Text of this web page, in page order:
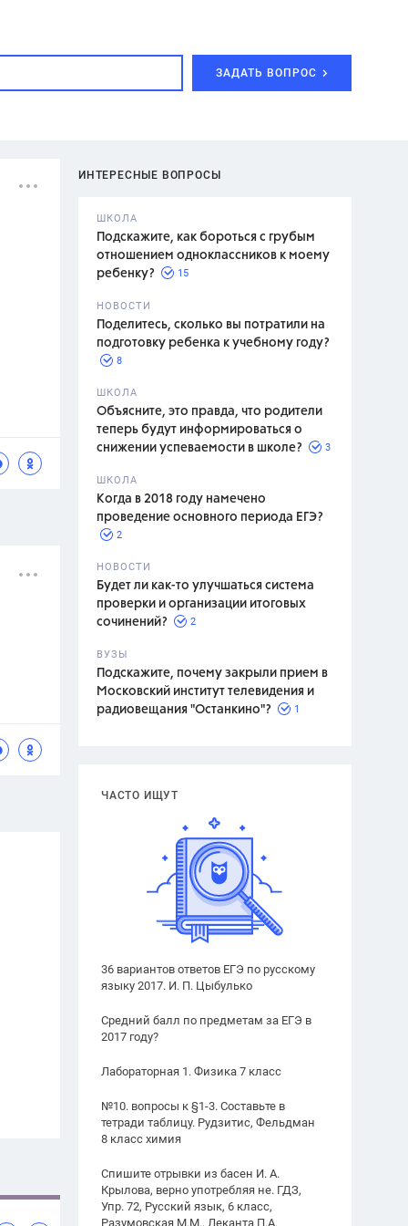
ЗАДАТЬ ВОПРОС
ИНТЕРЕСНЫЕ ВОПРОСЫ
ШКОЛА
Подскажите, как бороться с грубым
отношением одноклассников к моему
ребенку?
15
НОВОСТИ
Поделитесь, сколько вы потратили на
подготовку ребенка к учебному году?
8
ШКОЛА
Объясните, это правда, что родители
теперь будут информироваться о
снижении успеваемости в школе?
3
ШКОЛА
Когда в 2018 году намечено
проведение основного периода ЕГЭ?
2
НОВОСТИ
Будет ли как-то улучшаться система
проверки и организации итоговых
сочинений?
2
ВУЗЫ
Подскажите, почему закрыли прием в
Московский институт телевидения и
радиовещания "Останкино"?
1
ЧАСТО ИЩУТ
36 вариантов ответов ЕГЭ по русскому
языку 2017. И. П. Цыбулько
Средний балл по предметам за ЕГЭ в
2017 году?
Лабораторная 1. Физика 7 класс
№10. вопросы к §1-3. Составьте в
тетради таблицу. Рудзитис, Фельдман
8 класс химия
Спишите отрывки из басен И. А.
Крылова, верно употребляя не. ГДЗ,
Упр. 72, Русский язык, 6 класс,
Разумовская М.М., Леканта П.А.